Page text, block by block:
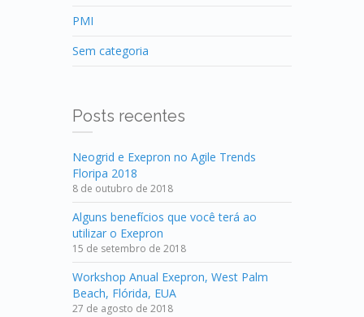
PMI
Sem categoria
Posts recentes
Neogrid e Exepron no Agile Trends
Floripa 2018
8 de outubro de 2018
Alguns benefícios que você terá ao
utilizar o Exepron
15 de setembro de 2018
Workshop Anual Exepron, West Palm
Beach, Flórida, EUA
27 de agosto de 2018